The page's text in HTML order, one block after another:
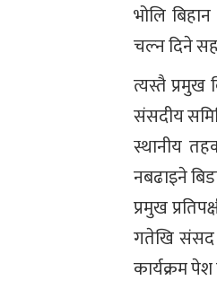
भोलि
चल्न दिने
त्यस्तै प्रमुख
संसदीय
स्थानीय
नबढाइने
प्रमुख
गतेखि संसद
कार्यक्रम